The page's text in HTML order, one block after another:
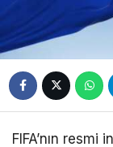
FIFA’nın